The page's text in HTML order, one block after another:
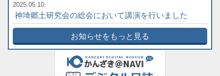
2025.05.10.
神埼郷土研究会の総会において講演を行いました
お知らせをもっと見る